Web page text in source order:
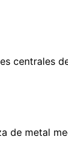
centrales
de metal